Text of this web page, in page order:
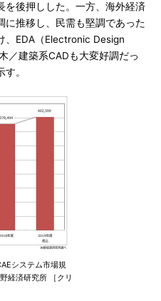
を後押しした。一方、海外経済
に推移し、民需も堅調であった
、EDA（Electronic Design
／建築系CADも大変好調だっ
。
システム市場規
経済研究所 ［クリ